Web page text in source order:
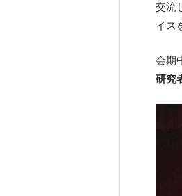
交流
イス
会期
研究